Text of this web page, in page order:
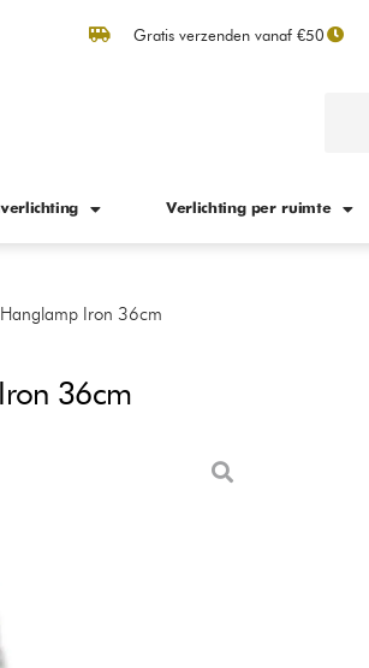
Gratis verzenden vanaf €50
Verlichting per ruimte
Iron 36cm
36cm